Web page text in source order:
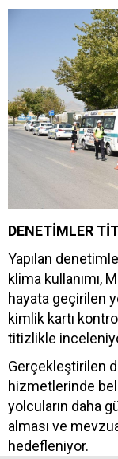
DENETİMLER
Yapılan
klima kullanımı,
hayata geçirilen
kimlik kartı
titizlikle
Gerçekleştirilen
hizmetlerinde
yolcuların daha
alması ve
hedefleniyor.